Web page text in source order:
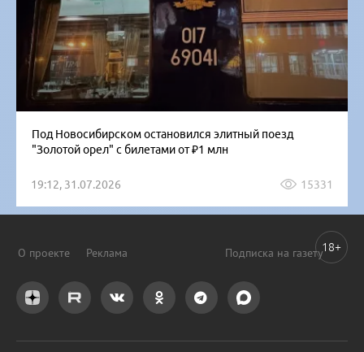
Под Новосибирском остановился элитный поезд
"Золотой орел" с билетами от ₽1 млн
19:12, 31.07.2026 15331
О проекте Реклама Подписка на газету18+